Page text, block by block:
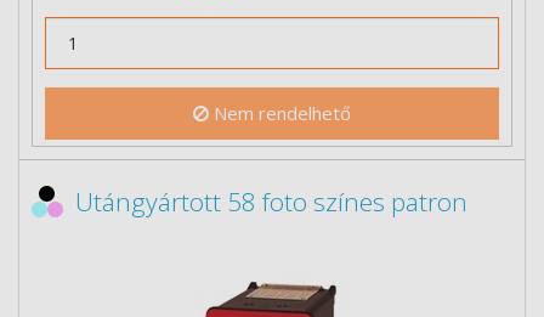
Nem rendelhető
Utángyártott 58 foto színes patron